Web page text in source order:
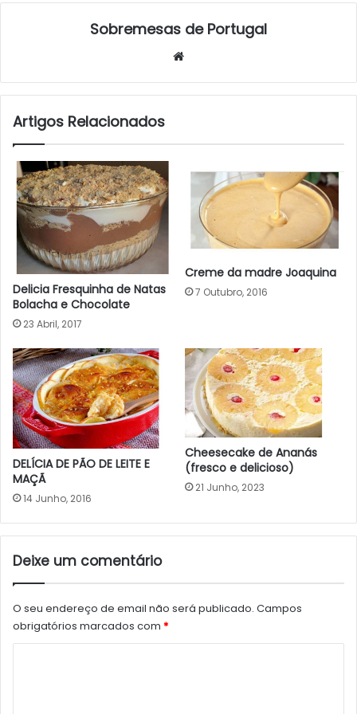
Sobremesas de Portugal
Artigos Relacionados
Delicia Fresquinha de Natas
Bolacha e Chocolate
23 Abril, 2017
Creme da madre Joaquina
7 Outubro, 2016
DELÍCIA DE PÃO DE LEITE E
MAÇÃ
14 Junho, 2016
Cheesecake de Ananás
(fresco e delicioso)
21 Junho, 2023
Deixe um comentário
O seu endereço de email não será publicado. Campos
obrigatórios marcados com *